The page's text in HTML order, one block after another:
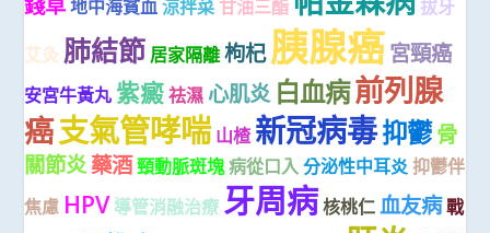
地中海貧血 涼拌菜 甘油三酯
拔牙
艾灸 肺結節 居家隔離 枸杞胰腺癌宮頸癌
安宮牛黃丸 紫癜 祛濕 心肌炎 白血病前列腺
癌支氣管哮喘 山楂 新冠病毒抑鬱骨
關節炎藥酒頸動脈斑塊病從口入 分泌性中耳炎 抑鬱伴
焦慮 HPV 導管消融治療 牙周病 核桃仁 血友病戰